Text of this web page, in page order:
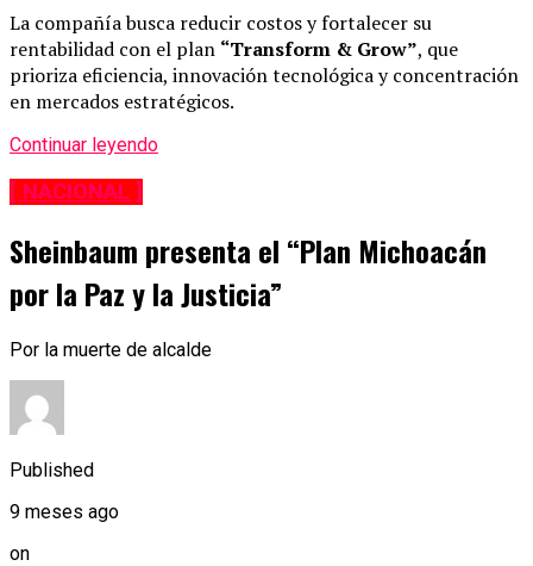
La compañía busca reducir costos y fortalecer su
rentabilidad con el plan “Transform & Grow”, que
prioriza eficiencia, innovación tecnológica y concentración
en mercados estratégicos.
Continuar leyendo
[ NACIONAL ]
Sheinbaum presenta el “Plan Michoacán
por la Paz y la Justicia”
Por la muerte de alcalde
Published
9 meses ago
on